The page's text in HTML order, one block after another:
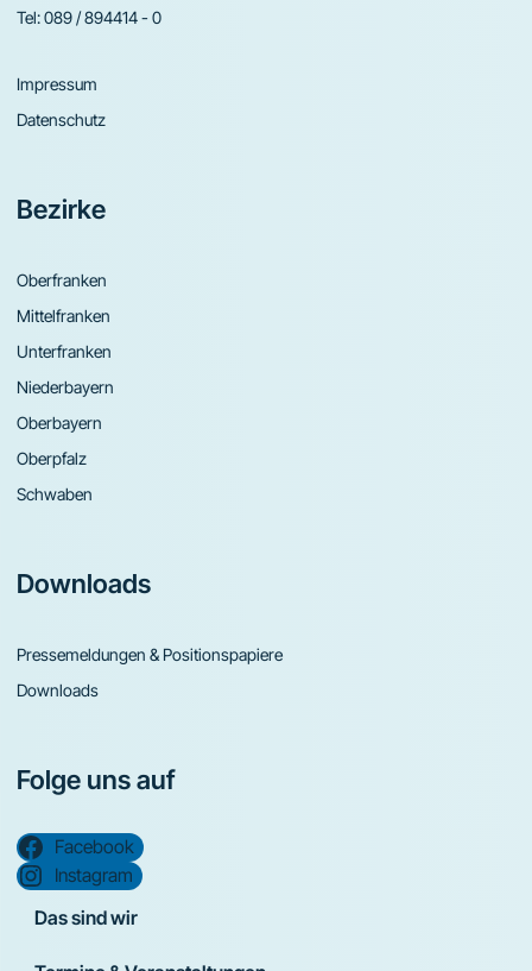
Tel:089 / 894414 - 0
Impressum
Datenschutz
Bezirke
Oberfranken
Mittelfranken
Unterfranken
Niederbayern
Oberbayern
Oberpfalz
Schwaben
Downloads
Pressemeldungen & Positionspapiere
Downloads
Folge uns auf
Facebook
Instagram
Das sind wir